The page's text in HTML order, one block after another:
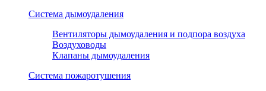
Система дымоудаления
Вентиляторы дымоудаления и подпора воздуха
Воздуховоды
Клапаны дымоудаления
Система пожаротушения